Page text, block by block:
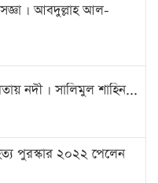
। আবদুল্লাহ আল-
নদী । সালিমুল শাহিন...
পুরস্কার ২০২২ পেলেন